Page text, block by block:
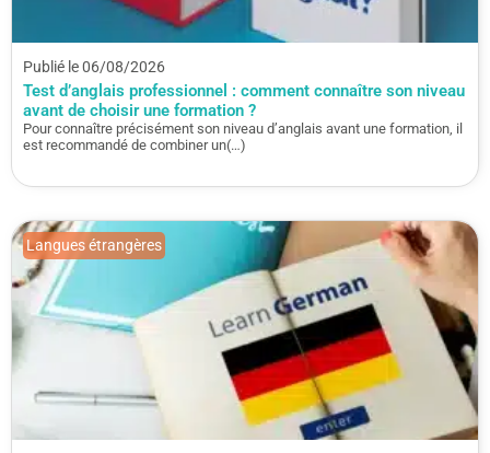
Publié le 06/08/2026
Test d’anglais professionnel : comment connaître son niveau
avant de choisir une formation ?
Pour connaître précisément son niveau d’anglais avant une formation, il
est recommandé de combiner un(…)
Langues étrangères